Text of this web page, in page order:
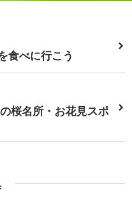
食べに行こう
桜名所・お花見スポ